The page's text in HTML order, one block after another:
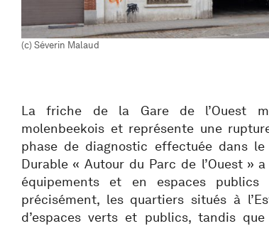
(c) Séverin Malaud
La friche de la Gare de l’Ouest
molenbeekois et représente une
phase de diagnostic effectuée dans
Durable « Autour du Parc de l’Ouest »
équipements et en espaces
précisément, les quartiers situés à
d’espaces verts et publics, tandis